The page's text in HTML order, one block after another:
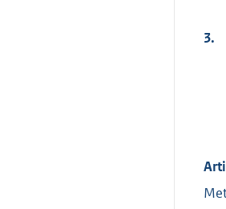
3.